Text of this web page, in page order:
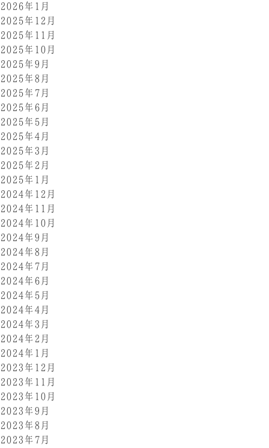
2026年1月
2025年12月
2025年11月
2025年10月
2025年9月
2025年8月
2025年7月
2025年6月
2025年5月
2025年4月
2025年3月
2025年2月
2025年1月
2024年12月
2024年11月
2024年10月
2024年9月
2024年8月
2024年7月
2024年6月
2024年5月
2024年4月
2024年3月
2024年2月
2024年1月
2023年12月
2023年11月
2023年10月
2023年9月
2023年8月
2023年7月